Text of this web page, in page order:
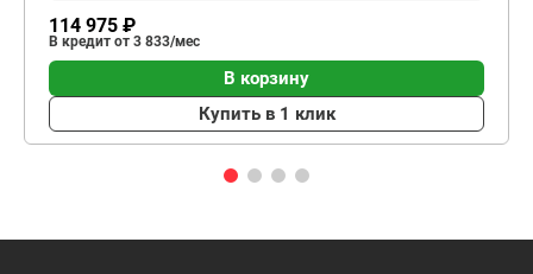
114 975 ₽
В кредит от 3 833/мес
В корзину
Купить в 1 клик